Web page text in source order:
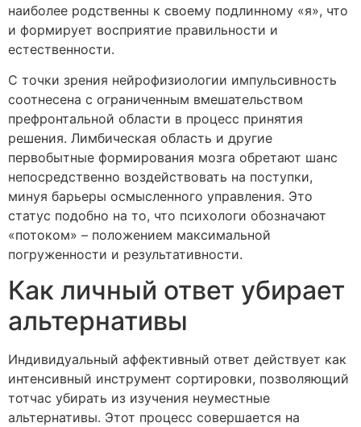
наиболее родственны к своему подлинному «я», что
и формирует восприятие правильности и
естественности.
С точки зрения нейрофизиологии импульсивность
соотнесена с ограниченным вмешательством
префронтальной области в процесс принятия
решения. Лимбическая область и другие
первобытные формирования мозга обретают шанс
непосредственно воздействовать на поступки,
минуя барьеры осмысленного управления. Это
статус подобно на то, что психологи обозначают
«потоком» – положением максимальной
погруженности и результативности.
Как личный ответ убирает
альтернативы
Индивидуальный аффективный ответ действует как
интенсивный инструмент сортировки, позволяющий
тотчас убирать из изучения неуместные
альтернативы. Этот процесс совершается на